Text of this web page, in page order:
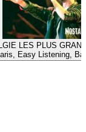
LES PLUS
Easy Listening,